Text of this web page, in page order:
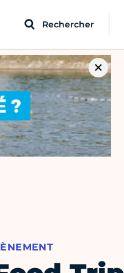
Rechercher